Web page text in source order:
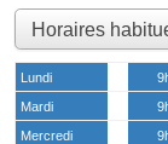
Lundi
Mardi
Mercredi